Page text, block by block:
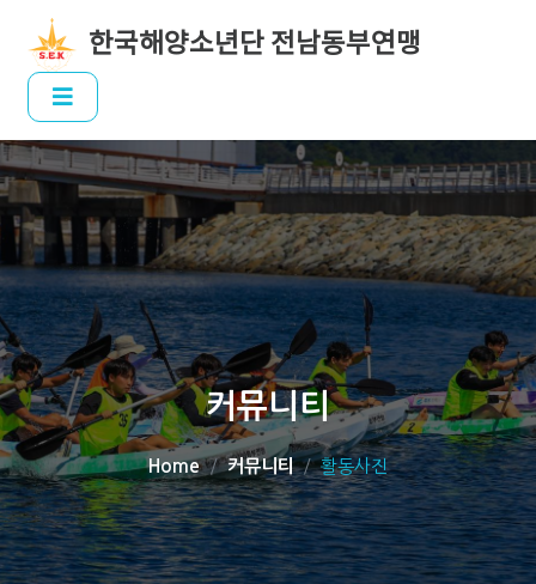
한국해양소년단 전남동부연맹
커뮤니티
Home 커뮤니티 활동사진